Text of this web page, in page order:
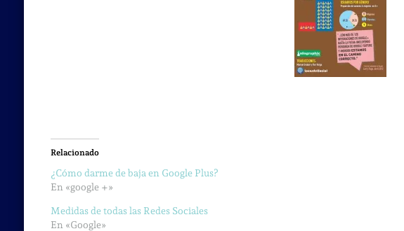
Relacionado
¿Cómo darme de baja en Google Plus?
En «google +»
Medidas de todas las Redes Sociales
En «Google»